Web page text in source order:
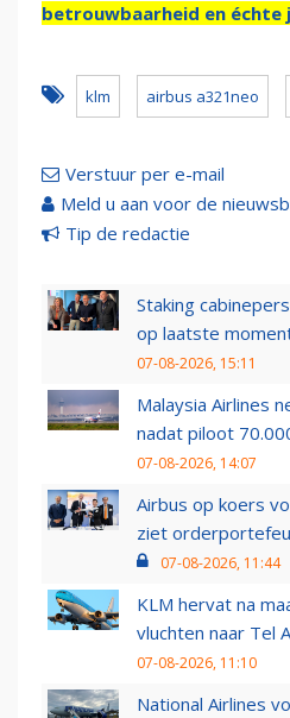
betrouwbaarheid en échte
klm airbus a321neo
Verstuur per e-mail
Meld u aan voor de
Tip de redactie
Staking
op laatste
07-08-2026, 15:11
Malaysia Airlines
nadat piloot
07-08-2026, 14:07
Airbus op koers
ziet
07-08-2026, 11:44
KLM hervat na
vluchten naar Tel
07-08-2026, 11:10
National Airlines